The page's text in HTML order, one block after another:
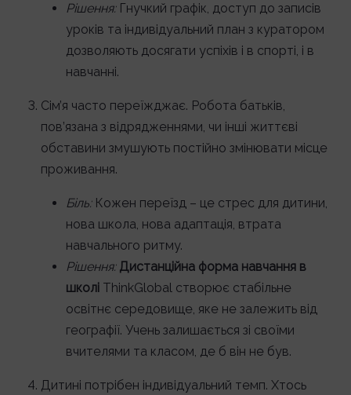
Рішення:Гнучкий графік, доступ до записів
уроків та індивідуальний план з куратором
дозволяють досягати успіхів і в спорті, і в
навчанні.
Сім’я часто переїжджає. Робота батьків,
пов’язана з відрядженнями, чи інші життєві
обставини змушують постійно змінювати місце
проживання.
Біль:Кожен переїзд – це стрес для дитини,
нова школа, нова адаптація, втрата
навчального ритму.
Рішення: Дистанційна форма навчання в
школі ThinkGlobal створює стабільне
освітнє середовище, яке не залежить від
географії. Учень залишається зі своїми
вчителями та класом, де б він не був.
Дитині потрібен індивідуальний темп. Хтось